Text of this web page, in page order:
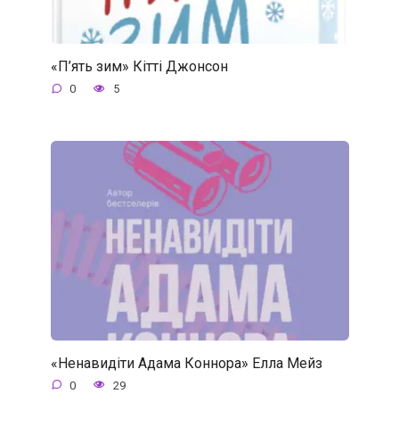
«П’ять зим» Кітті Джонсон
0 5
«Ненавидіти Адама Коннора» Елла Мейз
0 29